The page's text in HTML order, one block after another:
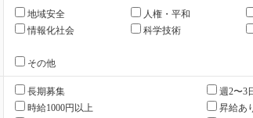
地域安全
人権・平和
情報化社会
科学技術
その他
長期募集 週2〜3
時給1000円以上
昇給あ